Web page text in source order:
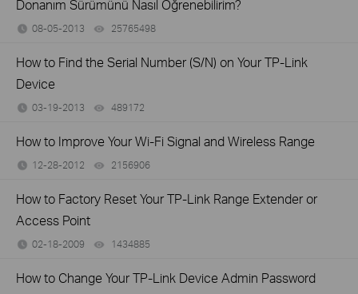
Donanım Sürümünü Nasıl Öğrenebilirim?
08-05-2013 25765498
How to Find the Serial Number (S/N) on Your TP-Link
Device
03-19-2013 489172
How to Improve Your Wi-Fi Signal and Wireless Range
12-28-2012 2156906
How to Factory Reset Your TP-Link Range Extender or
Access Point
02-18-2009 1434885
How to Change Your TP-Link Device Admin Password